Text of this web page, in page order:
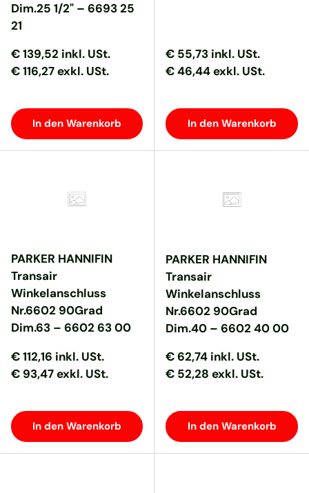
Dim.25 1/2" – 6693 25
21
Normaler Preis
Normaler Preis
€ 139,52 inkl. USt.
€ 116,27 exkl. USt.
In den Warenkorb
Normaler Preis
Normaler Preis
€ 55,73 inkl. USt.
€ 46,44 exkl. USt.
In den Warenkorb
PARKER HANNIFIN
Transair
Winkelanschluss
Nr.6602 90Grad
Dim.63 – 6602 63 00
Normaler Preis
Normaler Preis
€ 112,16 inkl. USt.
€ 93,47 exkl. USt.
In den Warenkorb
PARKER HANNIFIN
Transair
Winkelanschluss
Nr.6602 90Grad
Dim.40 – 6602 40 00
Normaler Preis
Normaler Preis
€ 62,74 inkl. USt.
€ 52,28 exkl. USt.
In den Warenkorb